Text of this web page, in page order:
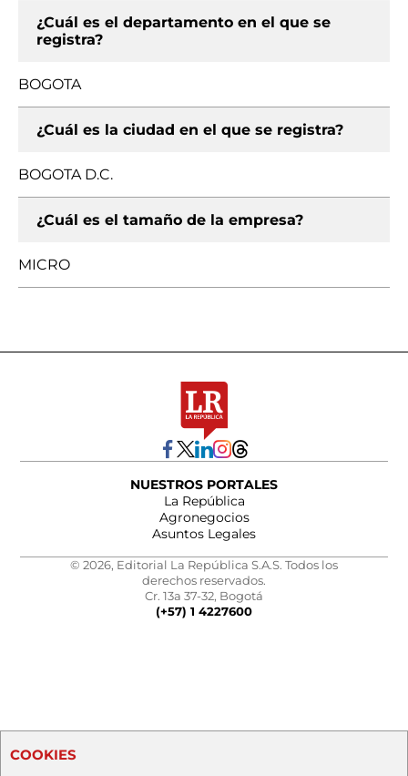
¿Cuál es el departamento en el que se
registra?
BOGOTA
¿Cuál es la ciudad en el que se registra?
BOGOTA D.C.
¿Cuál es el tamaño de la empresa?
MICRO
NUESTROS PORTALES
La República
Agronegocios
Asuntos Legales
© 2026, Editorial La República S.A.S. Todos los
derechos reservados.
Cr. 13a 37-32, Bogotá
(+57) 1 4227600
COOKIES